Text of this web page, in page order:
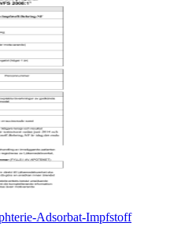
Adsorbat-Impfstoff